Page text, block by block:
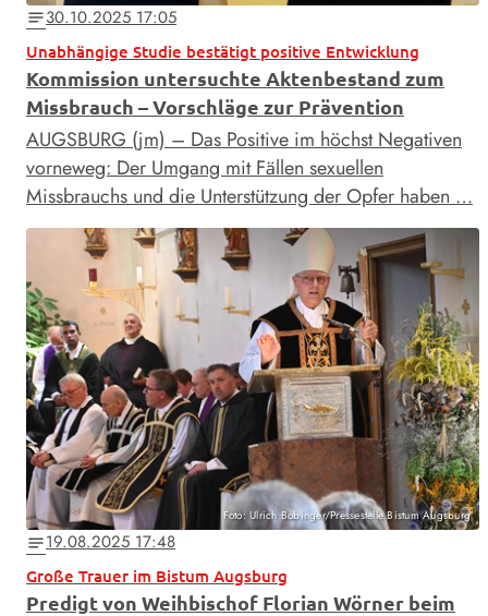
notes30.10.2025 17:05
Unabhängige Studie bestätigt positive Entwicklung
Kommission untersuchte Aktenbestand zum
Missbrauch – Vorschläge zur Prävention
AUGSBURG (jm) – Das Positive im höchst Negativen
vorneweg: Der Umgang mit Fällen sexuellen
Missbrauchs und die Unterstützung der Opfer haben …
Foto: Ulrich Bobinger/Pressestelle Bistum Augsburg
notes19.08.2025 17:48
Große Trauer im Bistum Augsburg
Predigt von Weihbischof Florian Wörner beim